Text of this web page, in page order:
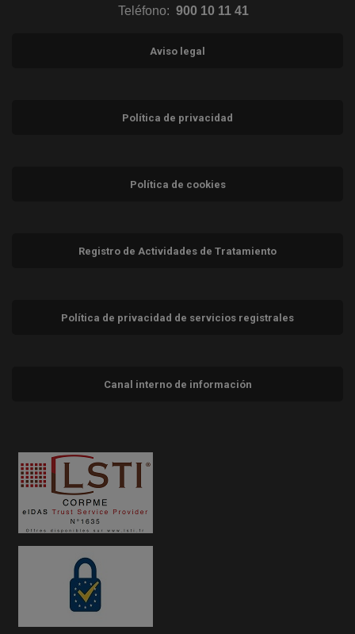
Teléfono: 900 10 11 41
Aviso legal
Política de privacidad
Política de cookies
Registro de Actividades de Tratamiento
Política de privacidad de servicios registrales
Canal interno de información